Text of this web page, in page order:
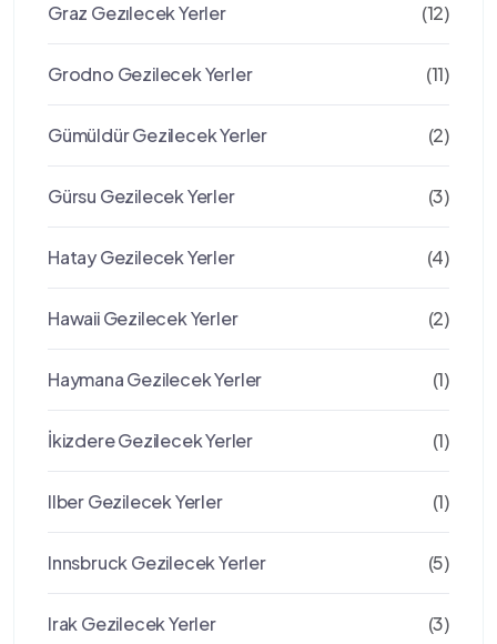
Graz Gezılecek Yerler (12)
Grodno Gezilecek Yerler (11)
Gümüldür Gezilecek Yerler (2)
Gürsu Gezilecek Yerler (3)
Hatay Gezilecek Yerler (4)
Hawaii Gezilecek Yerler (2)
Haymana Gezilecek Yerler (1)
İkizdere Gezilecek Yerler (1)
Ilber Gezilecek Yerler (1)
Innsbruck Gezilecek Yerler (5)
Irak Gezilecek Yerler (3)